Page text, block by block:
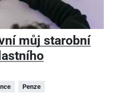
můj starobní
Penze